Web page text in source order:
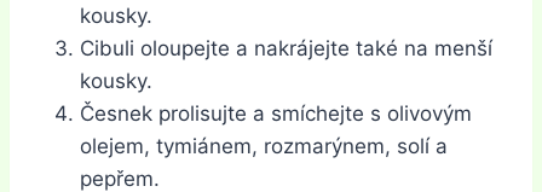
kousky.
Cibuli oloupejte a nakrájejte také na menší
kousky.
Česnek prolisujte a smíchejte s olivovým
olejem, tymiánem, rozmarýnem, solí a
pepřem.